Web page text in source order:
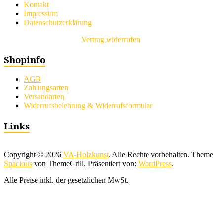
Kontakt
Impressum
Datenschutzerklärung
Vertrag widerrufen
Shopinfo
AGB
Zahlungsarten
Versandarten
Widerrufsbelehrung & Widerrufsformular
Links
Copyright © 2026 VA-Holzkunst. Alle Rechte vorbehalten. Theme
Spacious von ThemeGrill. Präsentiert von: WordPress.
Alle Preise inkl. der gesetzlichen MwSt.